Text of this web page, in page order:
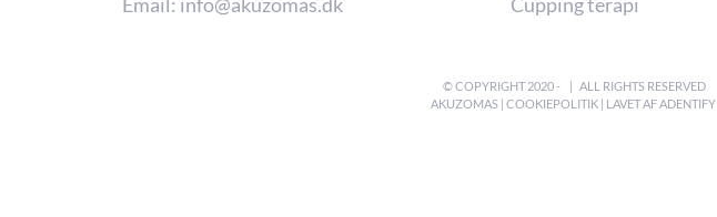
Email: info@akuzomas.dk
Cupping terapi
© COPYRIGHT 2020 - | ALL RIGHTS RESERVED
AKUZOMAS |COOKIEPOLITIK | LAVET AFADENTIFY